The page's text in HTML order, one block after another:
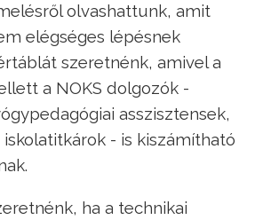
olvashattunk, amit
elégséges lépésnek
szeretnénk, amivel a
a NOKS dolgozók -
asszisztensek,
- is kiszámítható
ha a technikai